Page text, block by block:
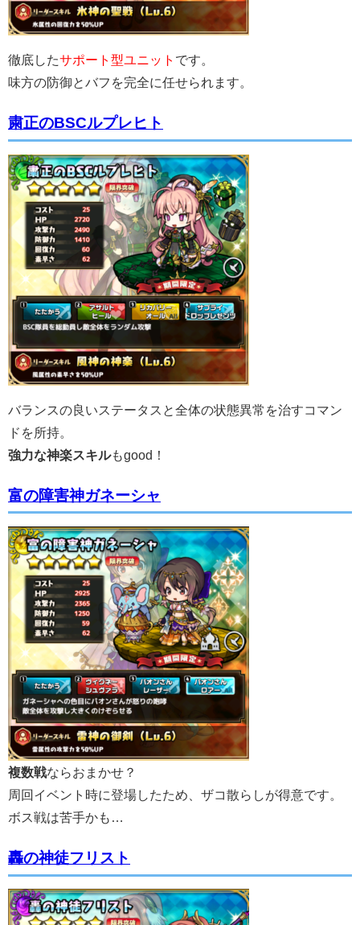
徹底したサポート型ユニット です。
味方の防御とバフを完全に任せられます。
粛正のBSCルプレヒト
バランスの良いステータスと全体の状態異常を治すコマン
ドを所持。
強力な神楽スキルもgood！
富の障害神ガネーシャ
複数戦ならおまかせ？
周回イベント時に登場したため、ザコ散らしが得意です。
ボス戦は苦手かも…
轟の神徒フリスト